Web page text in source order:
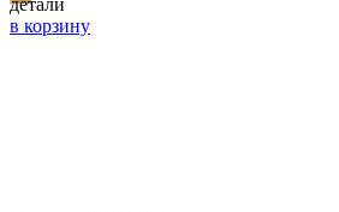
в корзину